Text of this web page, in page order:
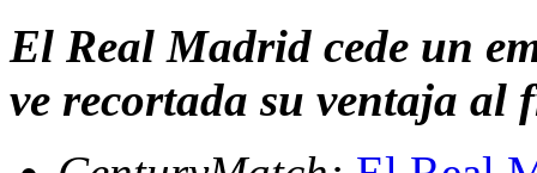
El Real Madrid cede un
ve recortada su ventaja al